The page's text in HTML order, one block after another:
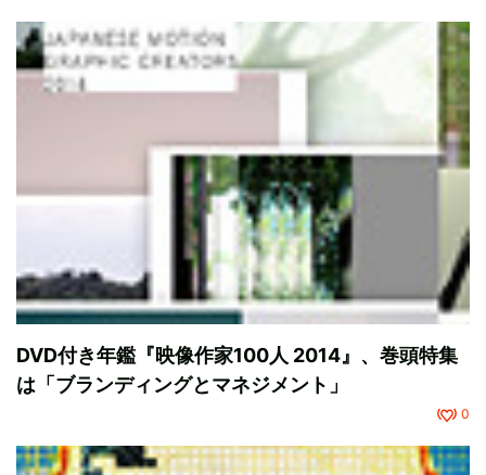
DVD付き年鑑『映像作家100人 2014』、巻頭特集
は「ブランディングとマネジメント」
0